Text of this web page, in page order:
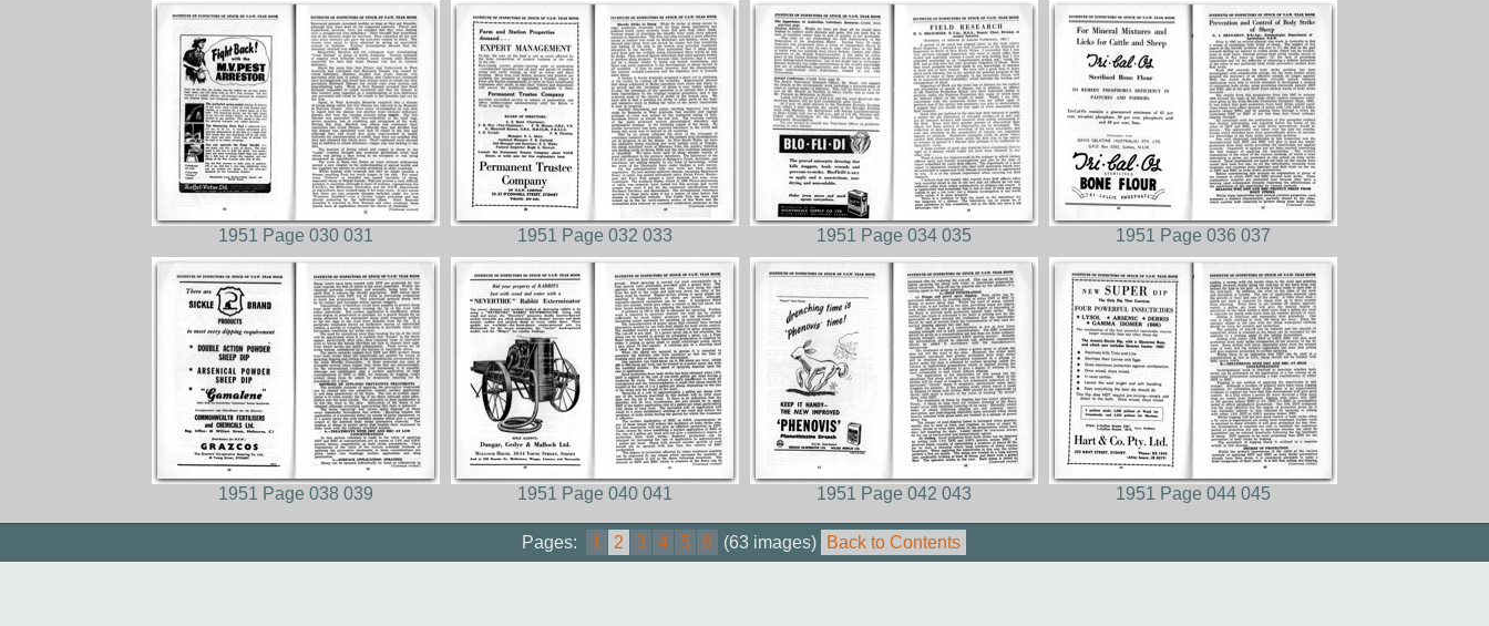
1951 Page 030 031 1951 Page 032 033 1951 Page 034 035 1951 Page 036 037
1951 Page 038 039 1951 Page 040 041 1951 Page 042 043 1951 Page 044 045
Pages: 1 2 3 4 5 6 (63 images) Back to Contents